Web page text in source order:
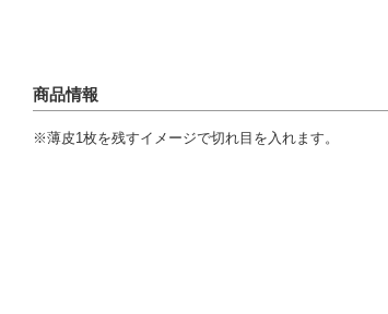
商品情報
※薄皮1枚を残すイメージで切れ目を入れます。